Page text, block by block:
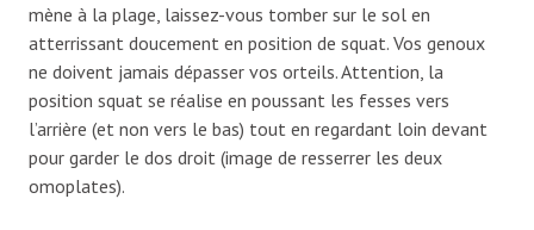
mène à la plage, laissez-vous tomber sur le sol en
atterrissant doucement en position de squat. Vos genoux
ne doivent jamais dépasser vos orteils. Attention, la
position squat se réalise en poussant les fesses vers
l’arrière (et non vers le bas) tout en regardant loin devant
pour garder le dos droit (image de resserrer les deux
omoplates).